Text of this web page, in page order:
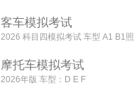
客车模拟考试
2026 科目四模拟考试 车型 A1 B1照
摩托车模拟考试
2026年版 车型：D E F